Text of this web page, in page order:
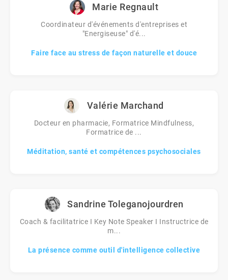
Marie Regnault
Coordinateur d'événements d'entreprises et
"Energiseuse" d'é...
Faire face au stress de façon naturelle et douce
Valérie Marchand
Docteur en pharmacie, Formatrice Mindfulness,
Formatrice de ...
Méditation, santé et compétences psychosociales
Sandrine Toleganojourdren
Coach & facilitatrice I Key Note Speaker I Instructrice de
m...
La présence comme outil d'intelligence collective